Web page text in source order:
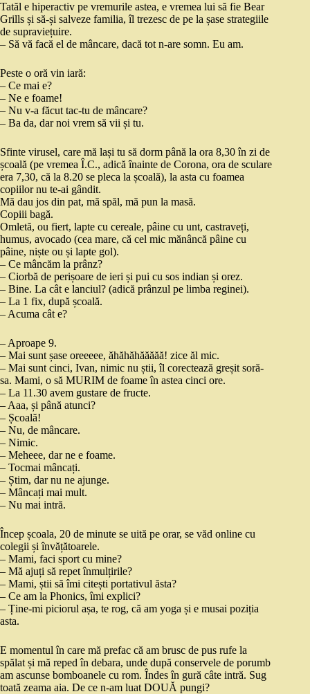
Tatăl e hiperactiv pe vremurile astea, e vremea lui să fie Bear
Grills și să-și salveze familia, îl trezesc de pe la șase strategiile
de supraviețuire.
– Să vă facă el de mâncare, dacă tot n-are somn. Eu am.
Peste o oră vin iară:
– Ce mai e?
– Ne e foame!
– Nu v-a făcut tac-tu de mâncare?
– Ba da, dar noi vrem să vii și tu.
Sfinte virusel, care mă lași tu să dorm până la ora 8,30 în zi de
școală (pe vremea Î.C., adică înainte de Corona, ora de sculare
era 7,30, că la 8.20 se pleca la școală), la asta cu foamea
copiilor nu te-ai gândit.
Mă dau jos din pat, mă spăl, mă pun la masă.
Copiii bagă.
Omletă, ou fiert, lapte cu cereale, pâine cu unt, castraveți,
humus, avocado (cea mare, că cel mic mănâncă pâine cu
pâine, niște ou și lapte gol).
– Ce mâncăm la prânz?
– Ciorbă de perișoare de ieri și pui cu sos indian și orez.
– Bine. La cât e lanciul? (adică prânzul pe limba reginei).
– La 1 fix, după școală.
– Acuma cât e?
– Aproape 9.
– Mai sunt șase oreeeee, ăhăhăhăăăăă! zice ăl mic.
– Mai sunt cinci, Ivan, nimic nu știi, îl corectează greșit soră-
sa. Mami, o să MURIM de foame în astea cinci ore.
– La 11.30 avem gustare de fructe.
– Aaa, și până atunci?
– Școală!
– Nu, de mâncare.
– Nimic.
– Meheee, dar ne e foame.
– Tocmai mâncați.
– Știm, dar nu ne ajunge.
– Mâncați mai mult.
– Nu mai intră.
Încep școala, 20 de minute se uită pe orar, se văd online cu
colegii și învățătoarele.
– Mami, faci sport cu mine?
– Mă ajuți să repet înmulțirile?
– Mami, știi să îmi citești portativul ăsta?
– Ce am la Phonics, îmi explici?
– Ține-mi piciorul așa, te rog, că am yoga și e musai poziția
asta.
E momentul în care mă prefac că am brusc de pus rufe la
spălat și mă reped în debara, unde după conservele de porumb
am ascunse bomboanele cu rom. Îndes în gură câte intră. Sug
toată zeama aia. De ce n-am luat DOUĂ pungi?